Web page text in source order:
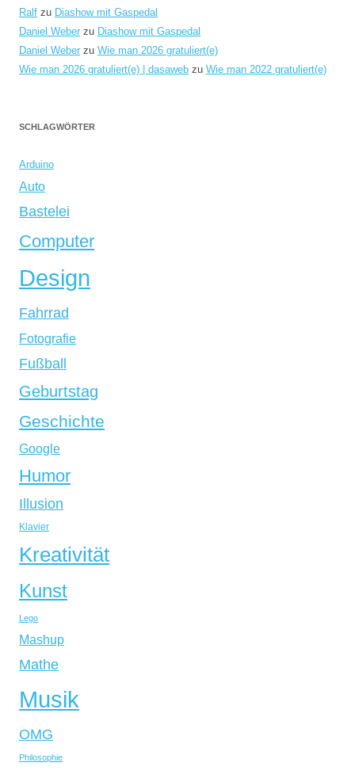
Ralf zu Diashow mit Gaspedal
Daniel Weber zu Diashow mit Gaspedal
Daniel Weber zu Wie man 2026 gratuliert(e)
Wie man 2026 gratuliert(e) | dasaweb zu Wie man 2022 gratuliert(e)
SCHLAGWÖRTER
Arduino
Auto
Bastelei
Computer
Design
Fahrrad
Fotografie
Fußball
Geburtstag
Geschichte
Google
Humor
Illusion
Klavier
Kreativität
Kunst
Lego
Mashup
Mathe
Musik
OMG
Philosophie